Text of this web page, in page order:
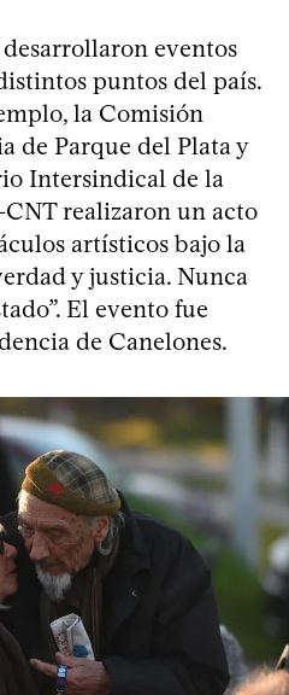
eventos
puntos del país.
la Comisión
de Parque del Plata y
Intersindical de la
realizaron un acto
artísticos bajo la
y justicia. Nunca
El evento fue
de Canelones.